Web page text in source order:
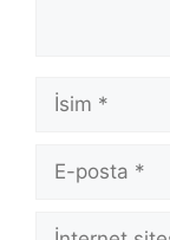
İsim
posta
İnternet